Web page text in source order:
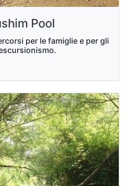
Pool
per le famiglie e per gli